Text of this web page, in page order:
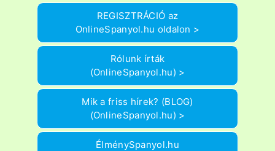
REGISZTRÁCIÓ az
OnlineSpanyol.hu oldalon >
Rólunk írták
(OnlineSpanyol.hu) >
Mik a friss hírek? (BLOG)
(OnlineSpanyol.hu) >
ÉlménySpanyol.hu